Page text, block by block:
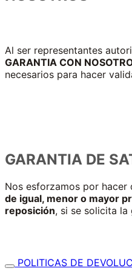
Al ser representantes
GARANTIA CON
necesarios para hacer
GARANTIA DE
Nos esforzamos por
de igual, menor o mayor
reposición, si se solicita
POLITICAS DE